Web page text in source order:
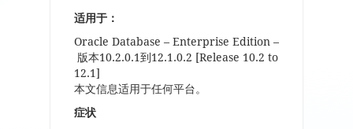
适用于：
Oracle Database – Enterprise Edition –
版本10.2.0.1到 12.1.0.2 [Release 10.2 to
12.1]
本文信息适用于任何平台。
症状